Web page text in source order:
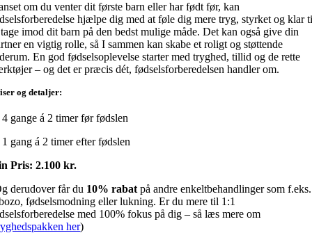
om du venter dit første barn eller har født før, kan
hjælpe dig med at føle dig mere tryg, styrket og klar
imod dit barn på den bedst mulige måde. Det kan også give din
en vigtig rolle, så I sammen kan skabe et roligt og støttende
En god fødselsoplevelse starter med tryghed, tillid og de rette
– og det er præcis dét, fødselsforberedelsen handler om.
og detaljer:
4 gange á 2 timer før fødslen
1 gang á 2 timer efter fødslen
Pris: 2.100 kr.
derudover får du 10% rabat på andre enkeltbehandlinger som f.eks.
fødselsmodning eller lukning. Er du mere til 1:1
med 100% fokus på dig – så læs mere om
her)